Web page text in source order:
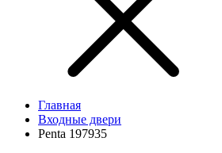
Главная
Входные двери
Penta 197935